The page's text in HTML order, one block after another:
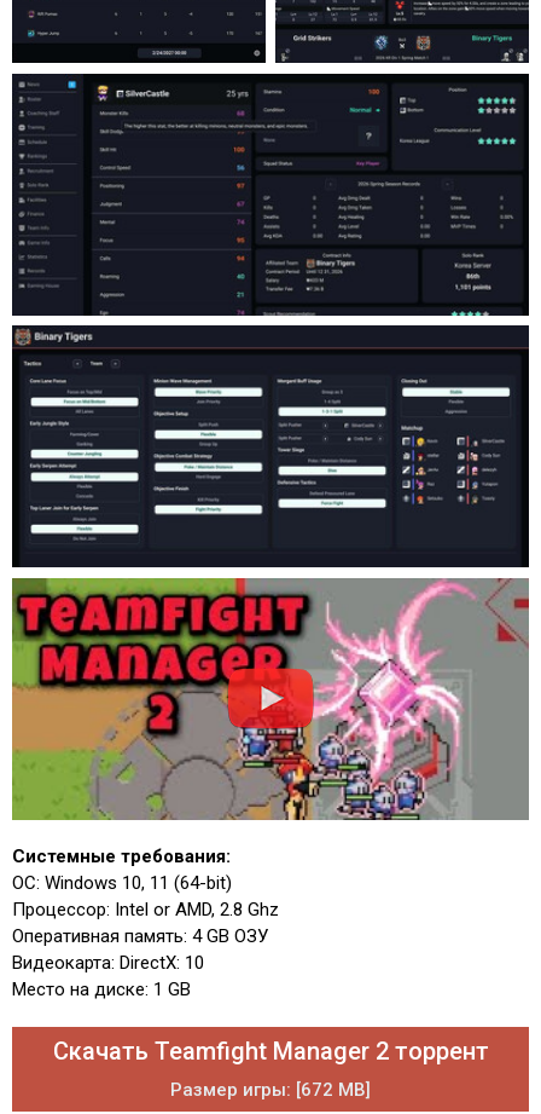
Системные требования:
ОС: Windows 10, 11 (64-bit)
Процессор: Intel or AMD, 2.8 Ghz
Оперативная память: 4 GB ОЗУ
Видеокарта: DirectX: 10
Место на диске: 1 GB
Скачать Teamfight Manager 2 торрент
Размер игры: [672 MB]